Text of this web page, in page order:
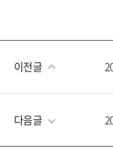
이전글
다음글